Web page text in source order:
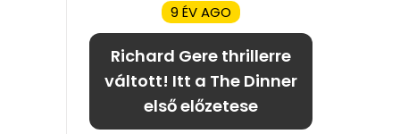
9 ÉV AGO
Richard Gere thrillerre
váltott! Itt a The Dinner
első előzetese